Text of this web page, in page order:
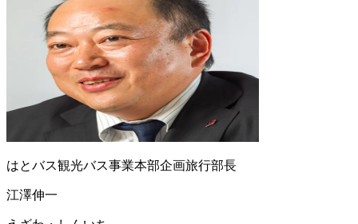
はとバス観光バス事業本部企画旅行部長
江澤伸一